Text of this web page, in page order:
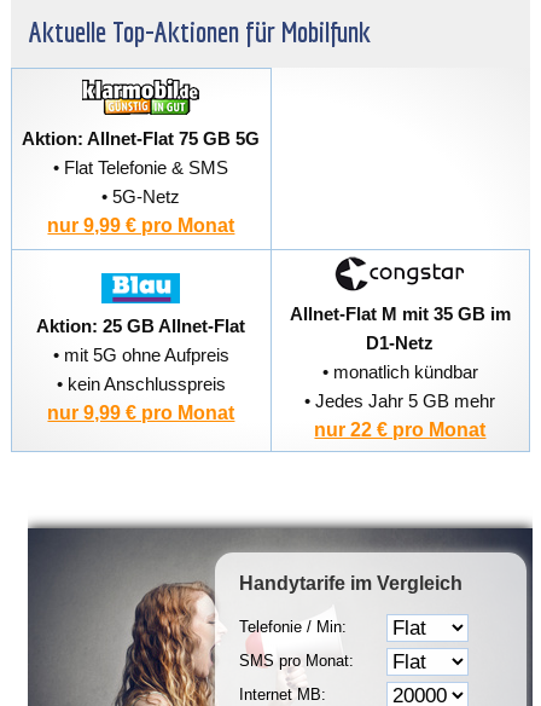
Aktuelle Top-Aktionen für Mobilfunk
Aktion: Allnet-Flat 75 GB 5G
• Flat Telefonie & SMS
• 5G-Netz
nur 9,99 € pro Monat
Aktion: 25 GB Allnet-Flat
• mit 5G ohne Aufpreis
• kein Anschlusspreis
nur 9,99 € pro Monat
Allnet-Flat M mit 35 GB im
D1-Netz
• monatlich kündbar
• Jedes Jahr 5 GB mehr
nur 22 € pro Monat
Handytarife im Vergleich
Telefonie / Min:
SMS pro Monat:
Internet MB: